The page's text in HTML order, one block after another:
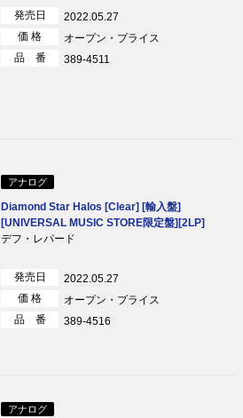
発売日
2022.05.27
価 格
オープン・プライス
品 番
389-4511
アナログ
Diamond Star Halos [Clear] [輸入盤]
[UNIVERSAL MUSIC STORE限定盤][2LP]
デフ・レパード
発売日
2022.05.27
価 格
オープン・プライス
品 番
389-4516
アナログ